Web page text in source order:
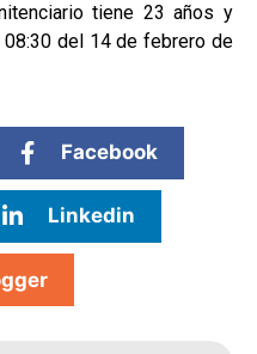
tiene 23 años y
del 14 de febrero de
Facebook
Linkedin